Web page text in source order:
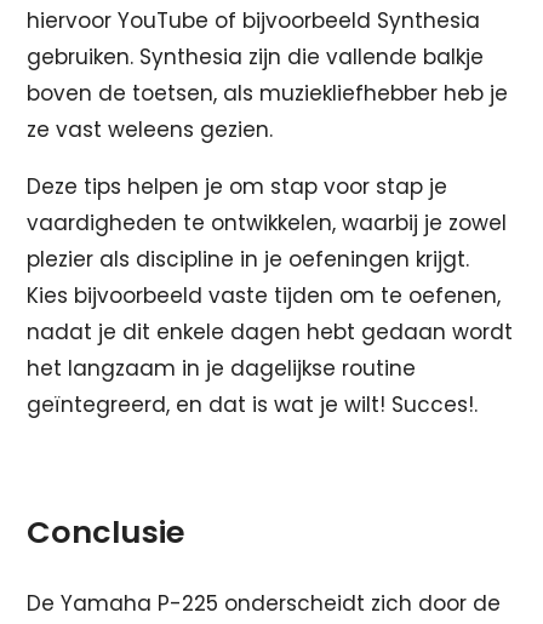
hiervoor YouTube of bijvoorbeeld Synthesia
gebruiken. Synthesia zijn die vallende balkje
boven de toetsen, als muziekliefhebber heb je
ze vast weleens gezien.
Deze tips helpen je om stap voor stap je
vaardigheden te ontwikkelen, waarbij je zowel
plezier als discipline in je oefeningen krijgt.
Kies bijvoorbeeld vaste tijden om te oefenen,
nadat je dit enkele dagen hebt gedaan wordt
het langzaam in je dagelijkse routine
geïntegreerd, en dat is wat je wilt! Succes!.
Conclusie
De Yamaha P-225 onderscheidt zich door de